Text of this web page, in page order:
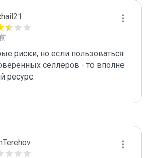
риски, но если пользоваться
селлеров - то вполне
ресурс.